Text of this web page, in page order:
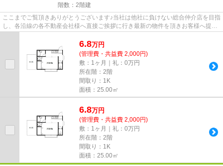
階数：2階建
ここまでご覧頂きありがとうございます♪当社は他社に負けない総合仲介店を目指
し、各沿線の各不動産会社様へ直接ご挨拶に行き最新の物件を頂きお客様へ提供
6.8万円
(管理費・共益費 2,000円)
敷：1ヶ月｜礼：0万円
所在階：2階
間取り：1K
面積：25.00㎡
6.8万円
(管理費・共益費 2,000円)
敷：1ヶ月｜礼：0万円
所在階：2階
間取り：1K
面積：25.00㎡